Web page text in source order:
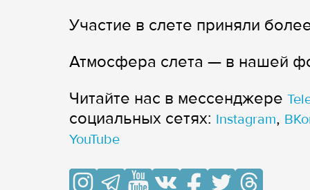
Участие в слете приняли
Атмосфера слета — в нашей
Читайте нас в мессенджере
cоциальных сетях: Instagram,
YouTube